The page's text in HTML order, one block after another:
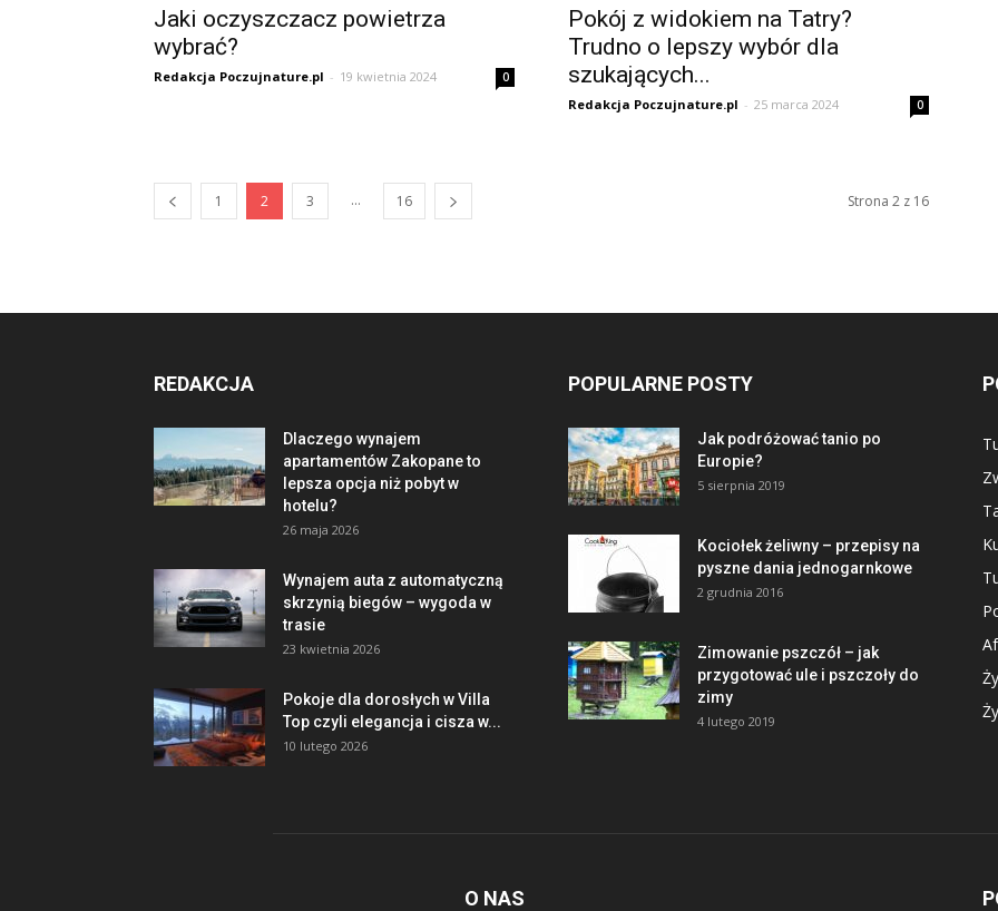
Jaki oczyszczacz powietrza
wybrać?
Redakcja Poczujnature.pl - 19 kwietnia 2024 0
Pokój z widokiem na Tatry?
Trudno o lepszy wybór dla
szukających...
Redakcja Poczujnature.pl - 25 marca 2024 0
1 2 3 ... 16 Strona 2 z 16
REDAKCJA
Dlaczego wynajem
apartamentów Zakopane to
lepsza opcja niż pobyt w
hotelu?
26 maja 2026
Wynajem auta z automatyczną
skrzynią biegów – wygoda w
trasie
23 kwietnia 2026
Pokoje dla dorosłych w Villa
Top czyli elegancja i cisza w...
10 lutego 2026
POPULARNE POSTY
Jak podróżować tanio po
Europie?
5 sierpnia 2019
Kociołek żeliwny – przepisy na
pyszne dania jednogarnkowe
2 grudnia 2016
Zimowanie pszczół – jak
przygotować ule i pszczoły do
zimy
4 lutego 2019
O NAS